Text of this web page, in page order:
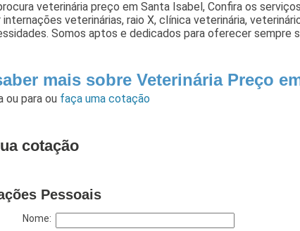
veterinária preço em Santa Isabel, Confira os
veterinárias, raio X, clínica veterinária,
Somos aptos e dedicados para oferecer sempre
mais sobre Veterinária Preço
ou paraou faça uma cotação
cotação
Pessoais
Nome: